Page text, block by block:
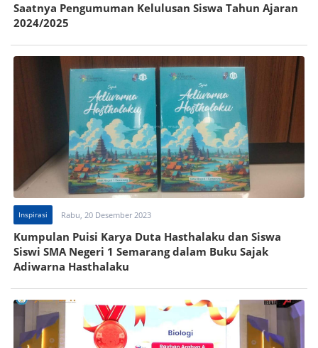
Saatnya Pengumuman Kelulusan Siswa Tahun Ajaran
2024/2025
Inspirasi Rabu, 20 Desember 2023
Kumpulan Puisi Karya Duta Hasthalaku dan Siswa
Siswi SMA Negeri 1 Semarang dalam Buku Sajak
Adiwarna Hasthalaku